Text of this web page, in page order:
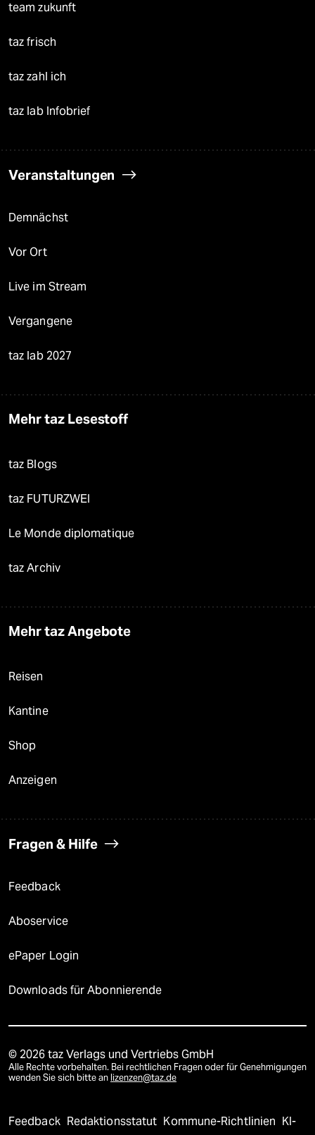
team zukunft
taz frisch
taz zahl ich
taz lab Infobrief
Veranstaltungen
Demnächst
Vor Ort
Live im Stream
Vergangene
taz lab 2027
Mehr taz Lesestoff
taz Blogs
taz FUTURZWEI
Le Monde diplomatique
taz Archiv
Mehr taz Angebote
Reisen
Kantine
Shop
Anzeigen
Fragen & Hilfe
Feedback
Aboservice
ePaper Login
Downloads für Abonnierende
© 2026 taz Verlags und Vertriebs GmbH
Alle Rechte vorbehalten. Bei rechtlichen Fragen oder für Genehmigungen
wenden Sie sich bitte an lizenzen@taz.de
Feedback Redaktionsstatut Kommune-Richtlinien KI-